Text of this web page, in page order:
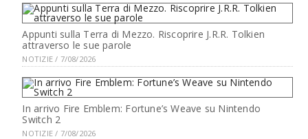
Appunti sulla Terra di Mezzo. Riscoprire J.R.R. Tolkien
attraverso le sue parole
NOTIZIE / 7/08/2026
In arrivo Fire Emblem: Fortune’s Weave su Nintendo
Switch 2
NOTIZIE / 7/08/2026